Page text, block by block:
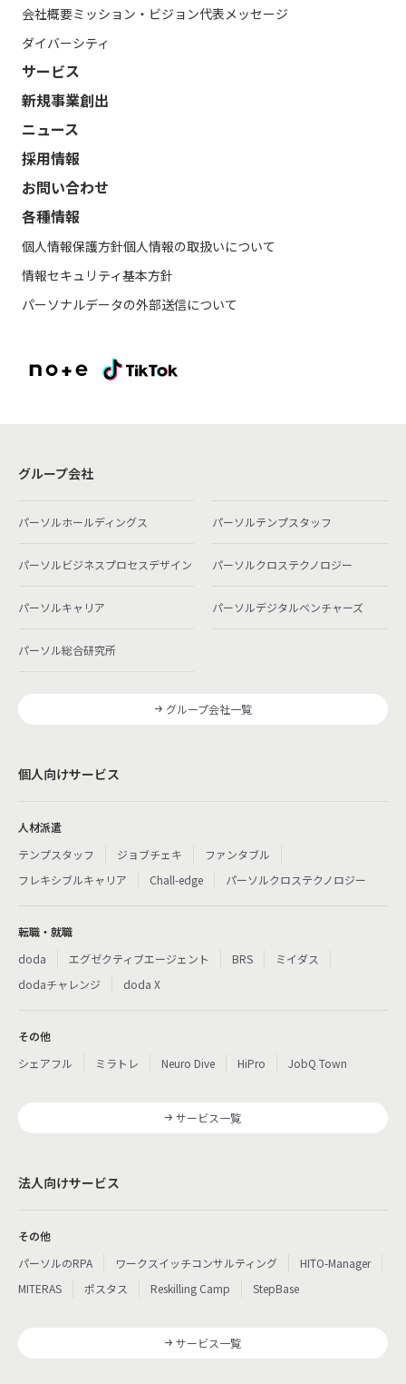
会社概要ミッション・ビジョン代表メッセージ
ダイバーシティ
サービス
新規事業創出
ニュース
採用情報
お問い合わせ
各種情報
個人情報保護方針個人情報の取扱いについて
情報セキュリティ基本方針
パーソナルデータの外部送信について
グループ会社
パーソルホールディングス パーソルテンプスタッフ
パーソルビジネスプロセスデザイン パーソルクロステクノロジー
パーソルキャリア パーソルデジタルベンチャーズ
パーソル総合研究所
グループ会社一覧
個人向けサービス
人材派遣
テンプスタッフ
ジョブチェキ
ファンタブル
フレキシブルキャリア
Chall-edge パーソルクロステクノロジー
転職・就職
doda
エグゼクティブエージェント BRS
ミイダス
dodaチャレンジ
doda X
その他
シェアフル
ミラトレ Neuro Dive HiPro JobQ Town
サービス一覧
法人向けサービス
その他
パーソルのRPA
ワークスイッチコンサルティング
HITO-Manager
MITERAS
ポスタス Reskilling Camp StepBase
サービス一覧